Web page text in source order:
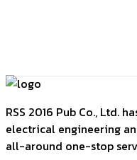
RSS 2016 Pub Co., Ltd.
electrical engineering
all-around one-stop